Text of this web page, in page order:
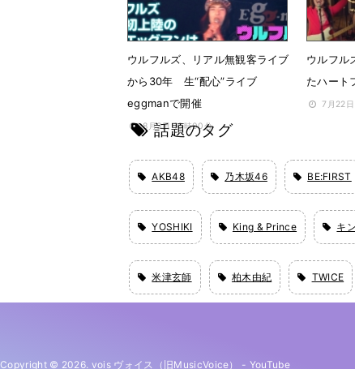
ウルフルズ、リアル無観客ライブ
から30年 生“配心”ライブ
eggmanで開催
8月3日 10時00分
ウルフル
たハート
7月22
話題のタグ
AKB48 乃木坂46 BE:FIRST
YOSHIKI King & Prince キ
米津玄師 柏木由紀 TWICE
Copyright © 2026. vois ヴォイス（旧MusicVoice） - YouTube